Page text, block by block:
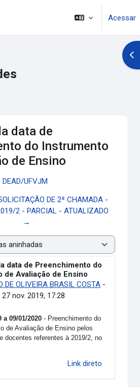
Acessar
data de
do Instrumento
de Ensino
UFVJM
DE 2ª CHAMADA -
2 - PARCIAL - ATUALIZADO
→
data de Preenchimento do
de Avaliação de Ensino
DE OLIVEIRA BRASIL COSTA -
nov. 2019, 17:28
0
a 09/01/2020 - Preenchimento do
de Avaliação de Ensino pelos
docentes referentes à 2019/2, no
Link direto